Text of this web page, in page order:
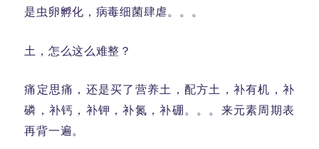
是虫卵孵化，病毒细菌肆虐。。。
土，怎么这么难整？
痛定思痛，还是买了营养土，配方土，补有机，补
磷，补钙，补钾，补氮，补硼。。。来元素周期表
再背一遍。